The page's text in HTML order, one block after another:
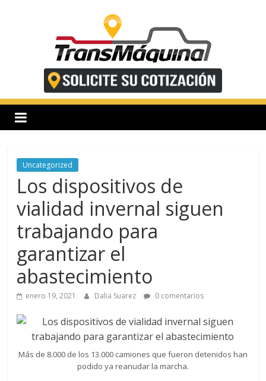
r
n
s
m
a
q
Uncategorized
Los dispositivos de
vialidad invernal siguen
trabajando para
garantizar el
abastecimiento
enero 19, 2021 Dalia Suarez 0 comentarios
Más de 8.000 de los 13.000 camiones que fueron detenidos han
podido ya reanudar la marcha.